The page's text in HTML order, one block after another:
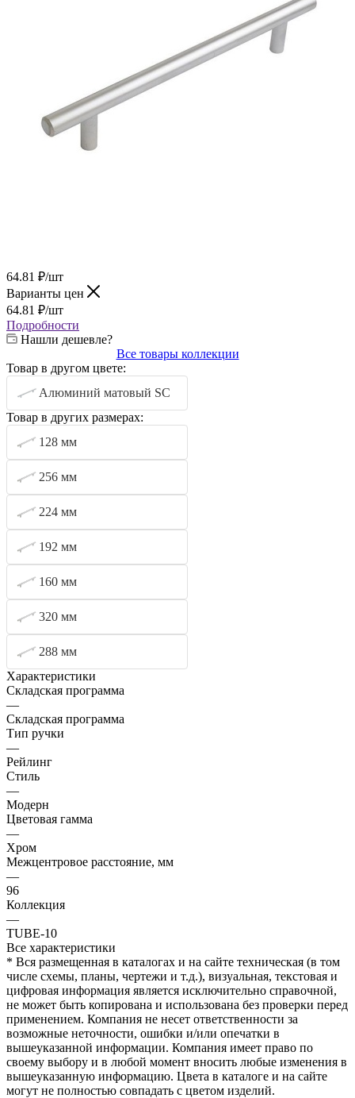
64.81 ₽/шт
Варианты цен
64.81 ₽/шт
Подробности
Нашли дешевле?
Все товары коллекции
Товар в другом цвете:
Алюминий матовый SC
Товар в других размерах:
128 мм
256 мм
224 мм
192 мм
160 мм
320 мм
288 мм
Характеристики
Складская программа
—
Складская программа
Тип ручки
—
Рейлинг
Стиль
—
Модерн
Цветовая гамма
—
Хром
Межцентровое расстояние, мм
—
96
Коллекция
—
TUBE-10
Все характеристики
* Вся размещенная в каталогах и на сайте техническая (в том
числе схемы, планы, чертежи и т.д.), визуальная, текстовая и
цифровая информация является исключительно справочной,
не может быть копирована и использована без проверки перед
применением. Компания не несет ответственности за
возможные неточности, ошибки и/или опечатки в
вышеуказанной информации. Компания имеет право по
своему выбору и в любой момент вносить любые изменения в
вышеуказанную информацию. Цвета в каталоге и на сайте
могут не полностью совпадать с цветом изделий.